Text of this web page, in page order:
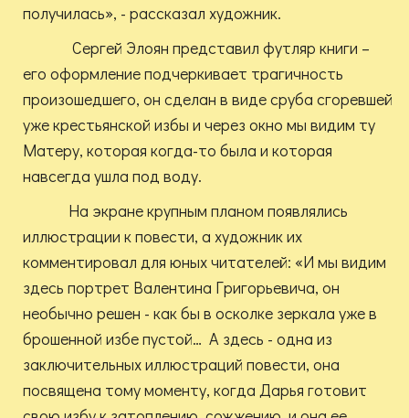
получилась», - рассказал художник.
Сергей Элоян представил футляр книги –
его оформление подчеркивает трагичность
произошедшего, он сделан в виде сруба сгоревшей
уже крестьянской избы и через окно мы видим ту
Матеру, которая когда-то была и которая
навсегда ушла под воду.
На экране крупным планом появлялись
иллюстрации к повести, а художник их
комментировал для юных читателей: «И мы видим
здесь портрет Валентина Григорьевича, он
необычно решен - как бы в осколке зеркала уже в
брошенной избе пустой… А здесь - одна из
заключительных иллюстраций повести, она
посвящена тому моменту, когда Дарья готовит